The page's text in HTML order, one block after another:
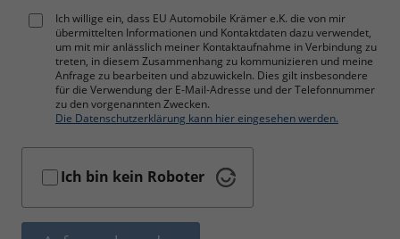
Ich willige ein, dass EU Automobile Krämer e.K. die von mir
übermittelten Informationen und Kontaktdaten dazu verwendet,
um mit mir anlässlich meiner Kontaktaufnahme in Verbindung zu
treten, in diesem Zusammenhang zu kommunizieren und meine
Anfrage zu bearbeiten und abzuwickeln. Dies gilt insbesondere
für die Verwendung der E-Mail-Adresse und der Telefonnummer
zu den vorgenannten Zwecken.
Die Datenschutzerklärung kann hier eingesehen werden.
Ich bin kein Roboter